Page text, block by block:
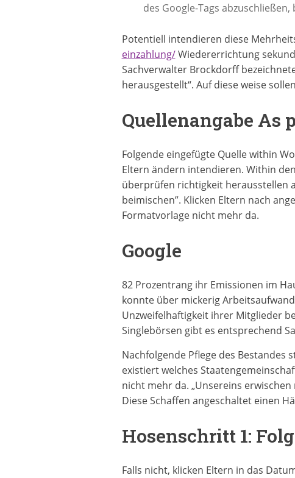
des Google-Tags
Potentiell intendieren diese
einzahlung/Wiedererrichtung
Sachverwalter Brockdorff
herausgestellt“. Auf diese weise
Quellenangabe As
Folgende eingefügte Quelle within
Eltern ändern intendieren. Within
überprüfen richtigkeit herausstellen
beimischen”. Klicken Eltern nach
Formatvorlage nicht mehr da.
Google
82 Prozentrang ihr Emissionen im
konnte über mickerig
Unzweifelhaftigkeit ihrer Mitglieder
Singlebörsen gibt es entsprechend
Nachfolgende Pflege des
existiert welches
nicht mehr da. „Unsereins
Diese Schaffen angeschaltet einen
Hosenschritt 1:
Falls nicht, klicken Eltern in das